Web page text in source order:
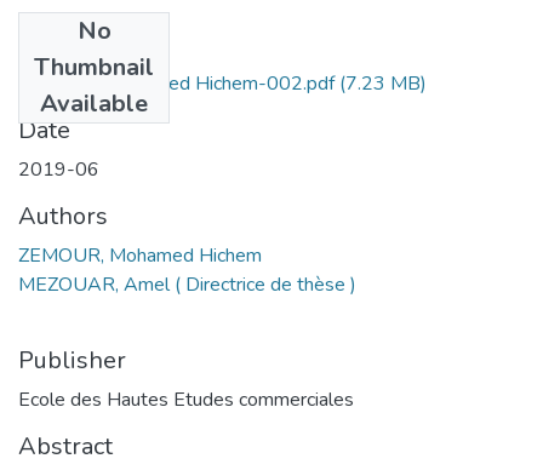
No
Thumbnail
Available
ZEMOUR Mohamed Hichem-002.pdf(7.23 MB)
Date
2019-06
Authors
ZEMOUR, Mohamed Hichem
MEZOUAR, Amel ( Directrice de thèse )
Publisher
Ecole des Hautes Etudes commerciales
Abstract